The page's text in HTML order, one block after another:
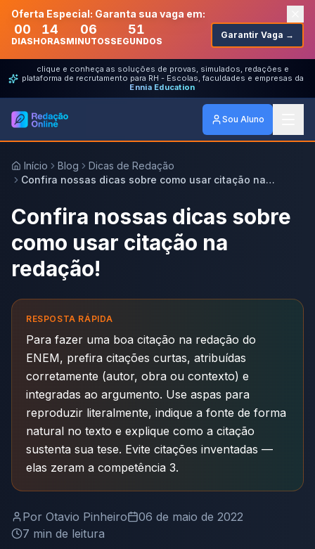
Oferta Especial: Garanta sua vaga em:
00
DIAS
14
HORAS
06
MINUTOS
51
SEGUNDOS
Garantir Vaga →
clique e conheça as soluções de provas, simulados, redações e
plataforma de recrutamento para RH - Escolas, faculdades e empresas da
Ennia Education
Sou Aluno
Início Blog
Dicas de Redação
Confira nossas dicas sobre como usar citação na
Confira nossas dicas sobre
como usar citação na
redação!
RESPOSTA RÁPIDA
Para fazer uma boa citação na redação do
ENEM, prefira citações curtas, atribuídas
corretamente (autor, obra ou contexto) e
integradas ao argumento. Use aspas para
reproduzir literalmente, indique a fonte de forma
natural no texto e explique como a citação
sustenta sua tese. Evite citações inventadas —
elas zeram a competência 3.
Por Otavio Pinheiro
06 de maio de 2022
7 min de leitura